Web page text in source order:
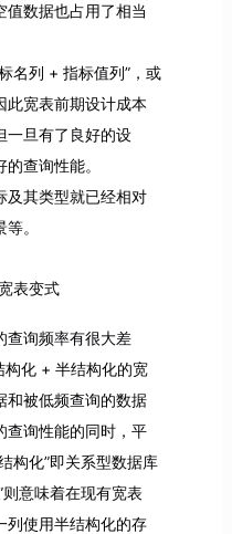
值数据也占用了相当
名列 + 指标值列”，或
此宽表前期设计成本
一旦有了良好的设
查询性能。
及其类型就已经相对
。
表变式
查询频率有很大差
化 + 半结构化的宽
和被低频查询的数据
查询性能的同时，平
构化”即关系型数据库
意味着在现有宽表
列使用半结构化的存